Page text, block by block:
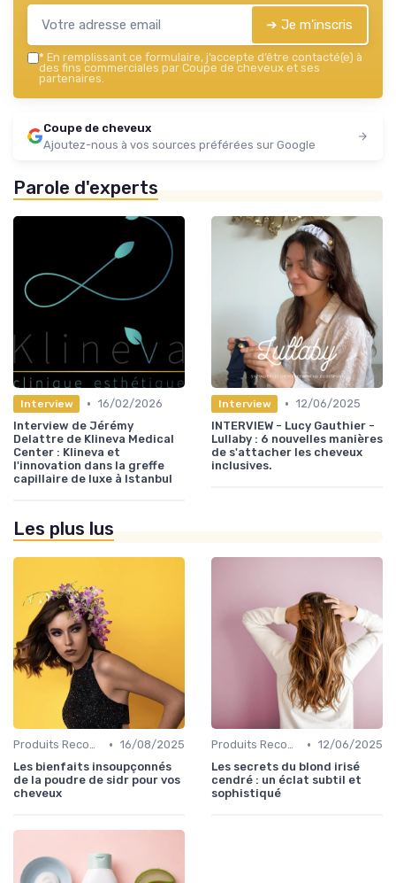
➔ Je m'inscris
* En remplissant ce formulaire, j’accepte d’être contacté(e) à
des fins commerciales par Coupe de cheveux et ses
partenaires.
Coupe de cheveux
Ajoutez-nous à vos sources préférées sur Google
Parole d'experts
Interview • 16/02/2026
Interview de Jérémy
Delattre de Klineva Medical
Center : Klineva et
l'innovation dans la greffe
capillaire de luxe à Istanbul
Interview • 12/06/2025
INTERVIEW - Lucy Gauthier -
Lullaby : 6 nouvelles manières
de s'attacher les cheveux
inclusives.
Les plus lus
Produits Recommandés • 16/08/2025
Les bienfaits insoupçonnés
de la poudre de sidr pour vos
cheveux
Produits Recommandés • 12/06/2025
Les secrets du blond irisé
cendré : un éclat subtil et
sophistiqué